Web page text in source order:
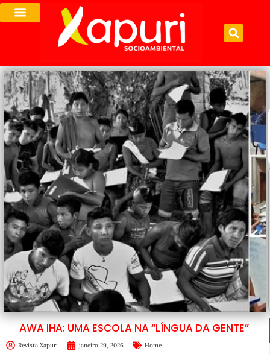
AWA IHA: UMA ESCOLA NA “LÍNGUA DA GENTE”
Revista Xapuri janeiro 29, 2026 Home